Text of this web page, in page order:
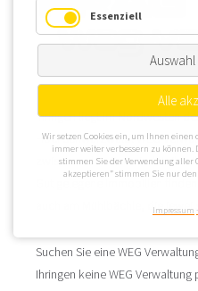
Ihringen liegt im Nordwesten
Hochschwarzwald. WEG
zwischen den Gemeindeteilen
Gut gelegene Immobilien
auch am Mühlbächle, die
Suchen Sie eine WEG
Ihringen keine WEG
Essenziell
Alle
Wir setzen Cookies ein, um Ihnen
immer weiter verbessern zu können.
stimmen Sie der Verwendung aller
akzeptieren” stimmen Sie nur
Impressum